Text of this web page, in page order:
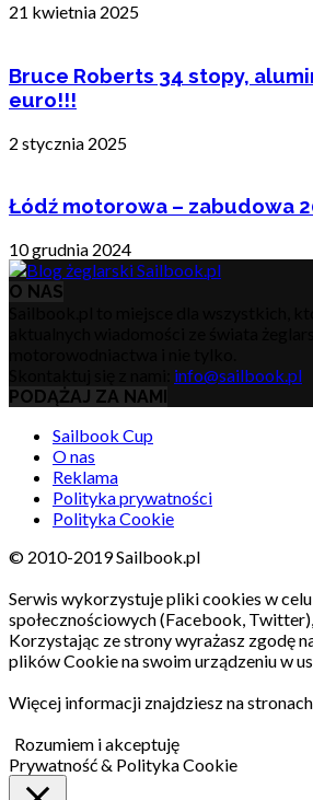
21 kwietnia 2025
Bruce Roberts 34 stopy,
euro!!!
2 stycznia 2025
Łódź motorowa – zabudowa
10 grudnia 2024
O NAS
info@sailbook.pl
PODĄŻAJ ZA NAMI
Sailbook Cup
O nas
Reklama
Polityka prywatności
Polityka Cookie
© 2010-2019 Sailbook.pl
Serwis wykorzystuje pliki cookies w
społecznościowych (Facebook,
Korzystając ze strony wyrażasz zgodę
plików Cookie na swoim urządzeniu w
Więcej informacji znajdziesz na
Rozumiem i akceptuję
Prywatność & Polityka Cookie